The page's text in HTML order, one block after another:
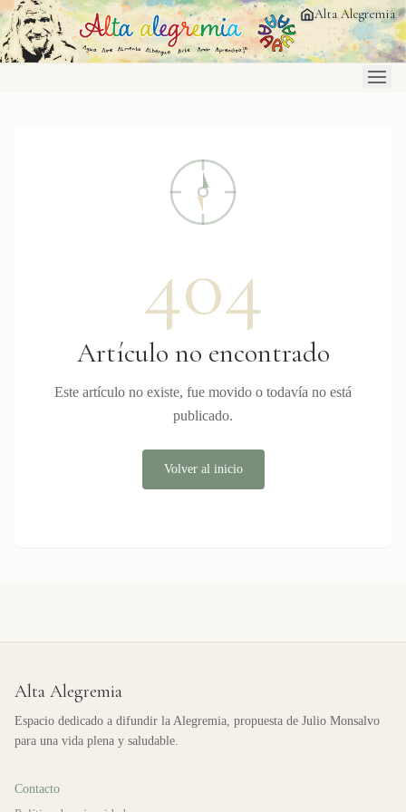
Saltar al contenido principal Alta Alegremia
404
Artículo no encontrado
Este artículo no existe, fue movido o todavía no está
publicado.
Volver al inicio
Alta Alegremia
Espacio dedicado a difundir la Alegremia, propuesta de Julio Monsalvo
para una vida plena y saludable.
Contacto